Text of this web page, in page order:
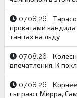
07.08.26
прокатами
танцах на льду
07.08.26
впечатления. К
07.08.26
сыграют Мирра,